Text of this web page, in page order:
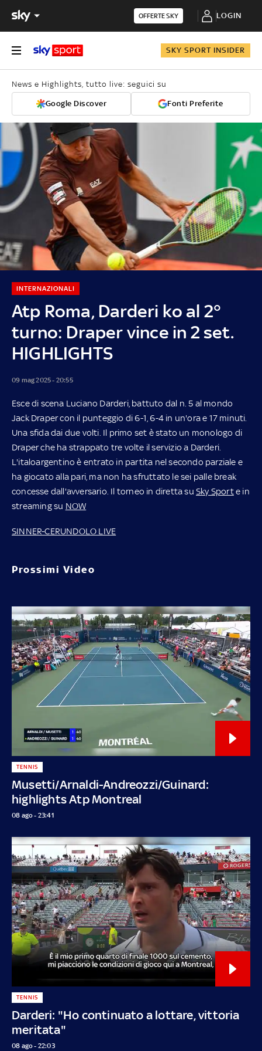
OFFERTE SKY LOGIN
SKY SPORT INSIDER
News e Highlights, tutto live: seguici su
Google Discover Fonti Preferite
Atp Roma, Darderi ko al 2°
turno: Draper vince in 2 set.
HIGHLIGHTS
INTERNAZIONALI
09 mag 2025 - 20:55
Esce di scena Luciano Darderi, battuto dal n. 5 al mondo
Jack Draper con il punteggio di 6-1, 6-4 in un'ora e 17 minuti.
Una sfida dai due volti. Il primo set è stato un monologo di
Draper che ha strappato tre volte il servizio a Darderi.
L'italoargentino è entrato in partita nel secondo parziale e
ha giocato alla pari, ma non ha sfruttato le sei palle break
concesse dall'avversario. Il torneo in diretta suSky Sporte in
streaming su NOW
SINNER-CERUNDOLO LIVE
Prossimi Video
Musetti/Arnaldi-Andreozzi/Guinard:
highlights Atp Montreal
TENNIS
08 ago - 23:41
Darderi: "Ho continuato a lottare, vittoria
meritata"
TENNIS
08 ago - 22:03